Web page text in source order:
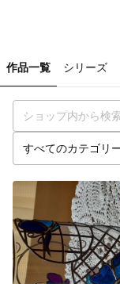
作品一覧 シリーズ